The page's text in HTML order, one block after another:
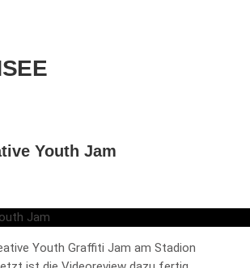
Youth Jam
Youth Graffiti Jam am Stadion